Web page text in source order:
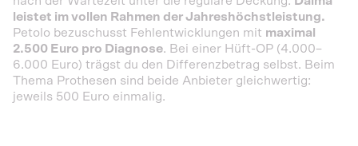
leistet im vollen Rahmen der Jahreshöchstleistung.
Petolo bezuschusst Fehlentwicklungen mit maximal
2.500 Euro pro Diagnose. Bei einer Hüft-OP (4.000–
6.000 Euro) trägst du den Differenzbetrag selbst. Beim
Thema Prothesen sind beide Anbieter gleichwertig:
jeweils 500 Euro einmalig.